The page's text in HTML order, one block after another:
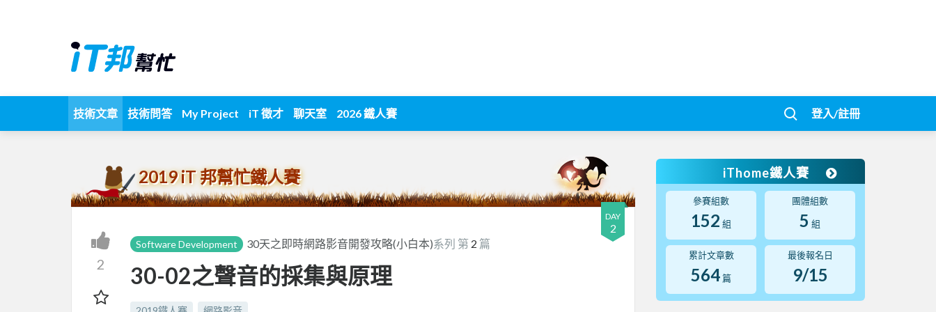
技術文章 技術問答 My Project iT 徵才 聊天室 2026 鐵人賽 登入/註冊
2019 iT 邦幫忙鐵人賽
DAY
2
2
Software Development 30天之即時網路影音開發攻略(小白本)系列 第 2 篇
30-02之聲音的採集與原理
iThome鐵人賽
參賽組數
152 組
團體組數
5 組
累計文章數
564 篇
最後報名日
9/15